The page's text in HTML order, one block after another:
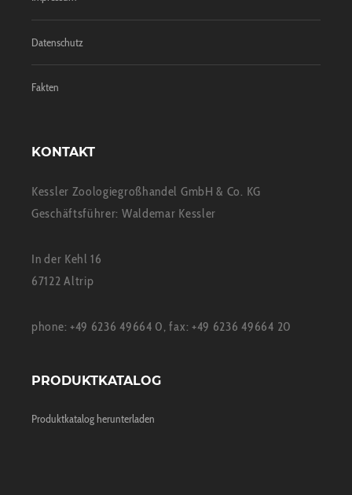
Datenschutz
Fakten
KONTAKT
Kessler Zoologiegroßhandel GmbH & Co. KG
Geschäftsführer: Waldemar Kessler
In der Kehl 16
67122 Altrip
phone: +49 6236 49664 0, fax: +49 6236 49664 20
PRODUKTKATALOG
Produktkatalog herunterladen